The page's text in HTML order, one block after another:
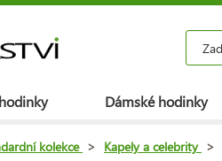
Dámské hodinky
kolekce > Kapely a celebrity >